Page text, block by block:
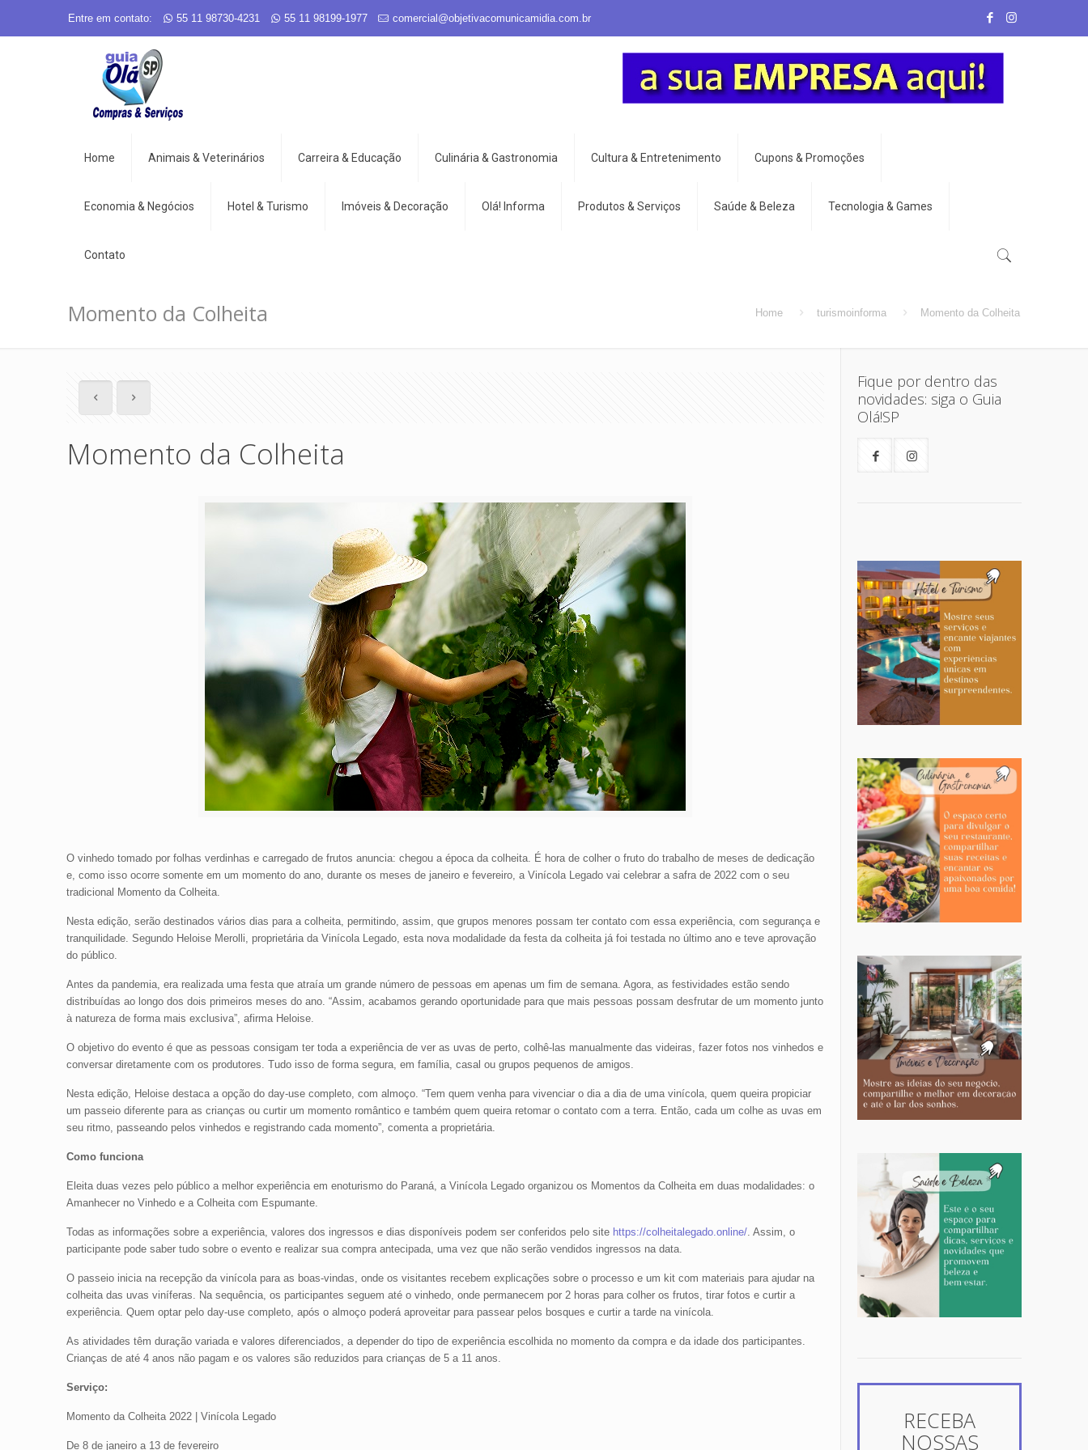
Entre em contato: 55 11 98730-4231 55 11 98199-1977 comercial@objetivacomunicamidia.com.br
Home Animais & Veterinários Carreira & Educação Culinária & Gastronomia Cultura & Entretenimento Cupons & Promoções
Economia & Negócios Hotel & Turismo Imóveis & Decoração Olá! Informa Produtos & Serviços Saúde & Beleza Tecnologia & Games
Contato
Momento da Colheita Home turismoinforma Momento da Colheita
Momento da Colheita
O vinhedo tomado por folhas verdinhas e carregado de frutos anuncia: chegou a época da colheita. É hora de colher o fruto do trabalho de meses de dedicação
e, como isso ocorre somente em um momento do ano, durante os meses de janeiro e fevereiro, a Vinícola Legado vai celebrar a safra de 2022 com o seu
tradicional Momento da Colheita.
Nesta edição, serão destinados vários dias para a colheita, permitindo, assim, que grupos menores possam ter contato com essa experiência, com segurança e
tranquilidade. Segundo Heloise Merolli, proprietária da Vinícola Legado, esta nova modalidade da festa da colheita já foi testada no último ano e teve aprovação
do público.
Antes da pandemia, era realizada uma festa que atraía um grande número de pessoas em apenas um fim de semana. Agora, as festividades estão sendo
distribuídas ao longo dos dois primeiros meses do ano. “Assim, acabamos gerando oportunidade para que mais pessoas possam desfrutar de um momento junto
à natureza de forma mais exclusiva”, afirma Heloise.
O objetivo do evento é que as pessoas consigam ter toda a experiência de ver as uvas de perto, colhê-las manualmente das videiras, fazer fotos nos vinhedos e
conversar diretamente com os produtores. Tudo isso de forma segura, em família, casal ou grupos pequenos de amigos.
Nesta edição, Heloise destaca a opção do day-use completo, com almoço. “Tem quem venha para vivenciar o dia a dia de uma vinícola, quem queira propiciar
um passeio diferente para as crianças ou curtir um momento romântico e também quem queira retomar o contato com a terra. Então, cada um colhe as uvas em
seu ritmo, passeando pelos vinhedos e registrando cada momento”, comenta a proprietária.
Como funciona
Eleita duas vezes pelo público a melhor experiência em enoturismo do Paraná, a Vinícola Legado organizou os Momentos da Colheita em duas modalidades: o
Amanhecer no Vinhedo e a Colheita com Espumante.
Todas as informações sobre a experiência, valores dos ingressos e dias disponíveis podem ser conferidos pelo site https://colheitalegado.online/. Assim, o
participante pode saber tudo sobre o evento e realizar sua compra antecipada, uma vez que não serão vendidos ingressos na data.
O passeio inicia na recepção da vinícola para as boas-vindas, onde os visitantes recebem explicações sobre o processo e um kit com materiais para ajudar na
colheita das uvas viníferas. Na sequência, os participantes seguem até o vinhedo, onde permanecem por 2 horas para colher os frutos, tirar fotos e curtir a
experiência. Quem optar pelo day-use completo, após o almoço poderá aproveitar para passear pelos bosques e curtir a tarde na vinícola.
As atividades têm duração variada e valores diferenciados, a depender do tipo de experiência escolhida no momento da compra e da idade dos participantes.
Crianças de até 4 anos não pagam e os valores são reduzidos para crianças de 5 a 11 anos.
Serviço:
Momento da Colheita 2022 | Vinícola Legado
De 8 de janeiro a 13 de fevereiro
Fique por dentro das
novidades: siga o Guia
Olá!SP
RECEBA
NOSSAS